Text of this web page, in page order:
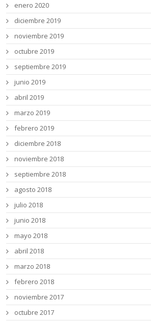
enero 2020
diciembre 2019
noviembre 2019
octubre 2019
septiembre 2019
junio 2019
abril 2019
marzo 2019
febrero 2019
diciembre 2018
noviembre 2018
septiembre 2018
agosto 2018
julio 2018
junio 2018
mayo 2018
abril 2018
marzo 2018
febrero 2018
noviembre 2017
octubre 2017